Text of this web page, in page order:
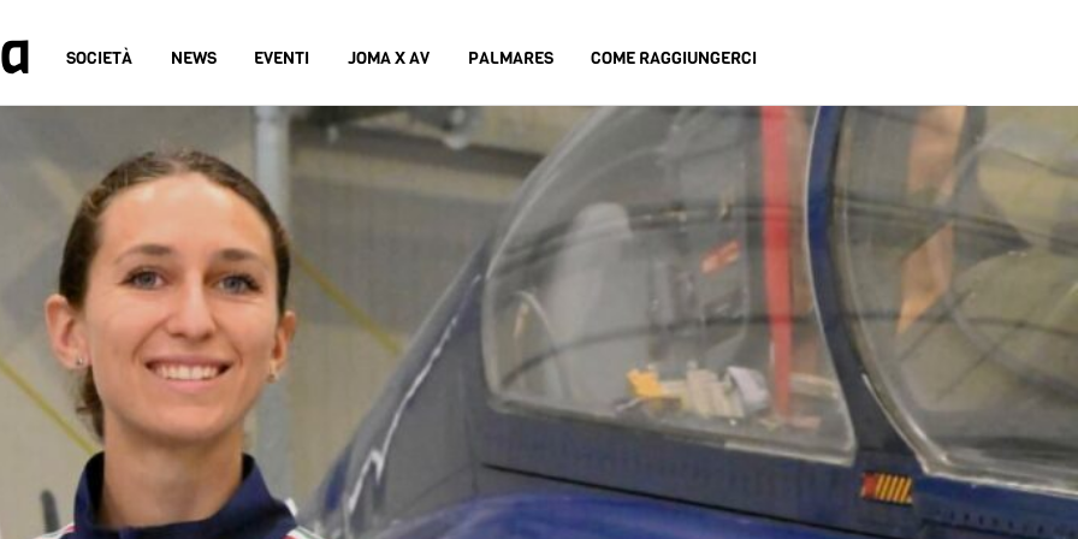
SOCIETÀ NEWS EVENTI JOMA X AV PALMARES COME RAGGIUNGERCI